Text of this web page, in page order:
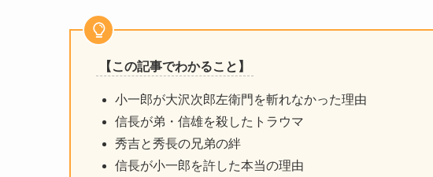
【この記事でわかること】
小一郎が大沢次郎左衛門を斬れなかった理由
信長が弟・信雄を殺したトラウマ
秀吉と秀長の兄弟の絆
信長が小一郎を許した本当の理由